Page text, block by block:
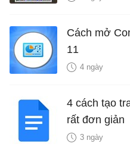
Cách mở
11
4 ngày
4 cách tạo
rất đơn giản
3 ngày